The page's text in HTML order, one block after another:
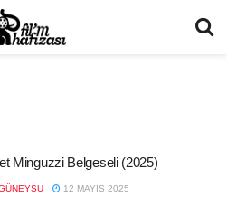
Minguzzi Belgeseli (2025)
12 MAYIS 2025